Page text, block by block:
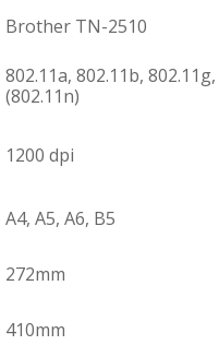
Brother TN-2510
802.11a, 802.11b,
(802.11n)
1200 dpi
A4, A5, A6, B5
272mm
410mm